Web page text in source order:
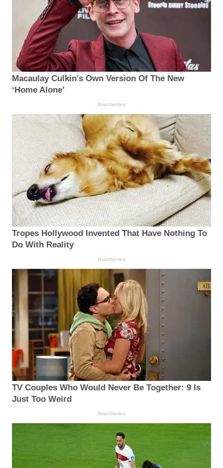
Macaulay Culkin's Own Version Of The New
‘Home Alone’
Brainberries
Tropes Hollywood Invented That Have Nothing To
Do With Reality
Brainberries
TV Couples Who Would Never Be Together: 9 Is
Just Too Weird
Brainberries